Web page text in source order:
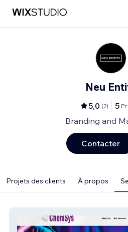
Neu
5,0 (2) 5
Branding and
Contacter
Projets des clients À propos